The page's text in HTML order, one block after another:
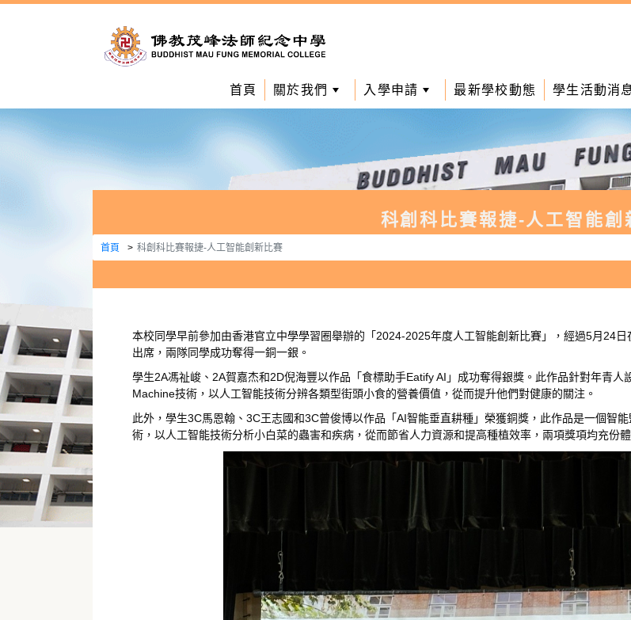
首頁 關於我們 入學申請 最新學校動態 學生活動消
科創科比賽報捷-人工智能創
首頁 科創科比賽報捷-人工智能創新比賽
本校同學早前參加由香港官立中學學習圈舉辦的「2024-2025年度人工智能創新比賽」，經過5月24
出席，兩隊同學成功奪得一銅一銀。
學生2A馮祉峻、2A賀嘉杰和2D倪海豐以作品「食標助手Eatify AI」成功奪得銀獎。此作品針對年青
Machine技術，以人工智能技術分辨各類型街頭小食的營養價值，從而提升他們對健康的關注。
此外，學生3C馬恩翰、3C王志國和3C曾俊博以作品「AI智能垂直耕種」榮獲銅獎，此作品是一個智
術，以人工智能技術分析小白菜的蟲害和疾病，從而節省人力資源和提高種植效率，兩項獎項均充份